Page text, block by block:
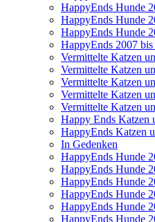
HappyEnds Hunde
HappyEnds Hunde
HappyEnds Hunde
HappyEnds 2007 bis
Vermittelte Katzen
Vermittelte Katzen
Vermittelte Katzen
Vermittelte Katzen
Vermittelte Katzen
Happy Ends Katzen
HappyEnds Katzen
In Gedenken
HappyEnds Hunde
HappyEnds Hunde
HappyEnds Hunde
HappyEnds Hunde
HappyEnds Hunde
HappyEnds Hunde